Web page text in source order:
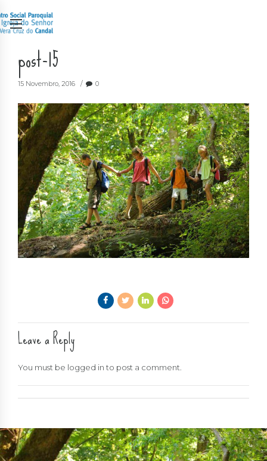
post-15
15 Novembro, 2016 0
Leave a Reply
You must be logged in to post a comment.